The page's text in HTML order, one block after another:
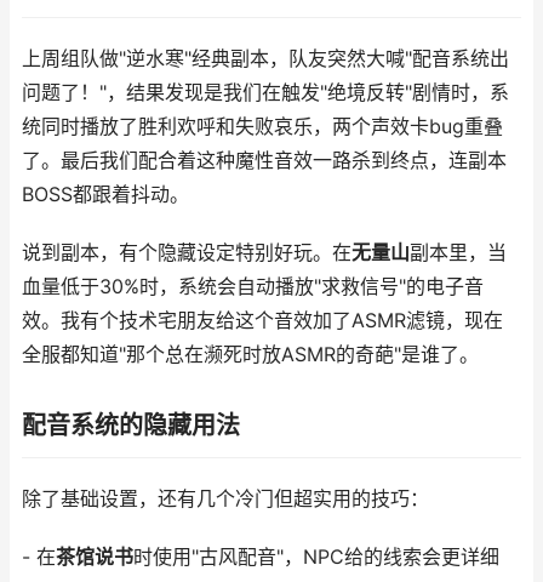
上周组队做"逆水寒"经典副本，队友突然大喊"配音系统出
问题了！"，结果发现是我们在触发"绝境反转"剧情时，系
统同时播放了胜利欢呼和失败哀乐，两个声效卡bug重叠
了。最后我们配合着这种魔性音效一路杀到终点，连副本
BOSS都跟着抖动。
说到副本，有个隐藏设定特别好玩。在无量山副本里，当
血量低于30%时，系统会自动播放"求救信号"的电子音
效。我有个技术宅朋友给这个音效加了ASMR滤镜，现在
全服都知道"那个总在濒死时放ASMR的奇葩"是谁了。
配音系统的隐藏用法
除了基础设置，还有几个冷门但超实用的技巧：
- 在茶馆说书时使用"古风配音"，NPC给的线索会更详细